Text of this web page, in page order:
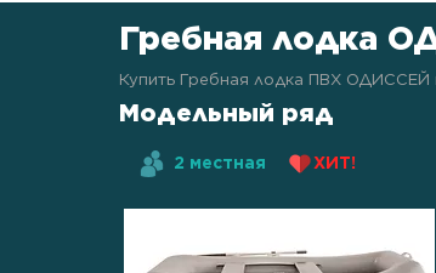
Гребная лодка
Купить Гребная лодка ПВХ ОДИССЕЙ
Модельный ряд
2 местная ХИТ!